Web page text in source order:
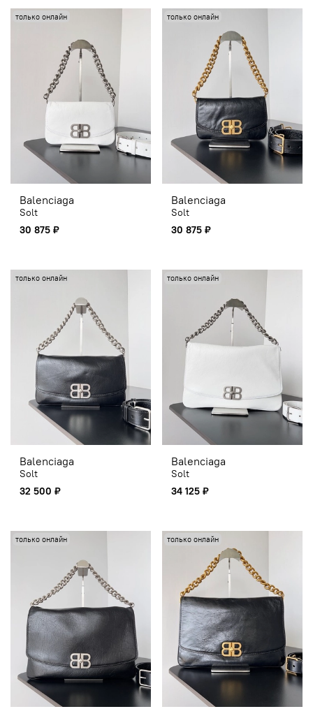
только онлайн
Balenciaga
Solt
30 875 ₽
только онлайн
Balenciaga
Solt
30 875 ₽
только онлайн
Balenciaga
Solt
32 500 ₽
только онлайн
Balenciaga
Solt
34 125 ₽
только онлайн только онлайн